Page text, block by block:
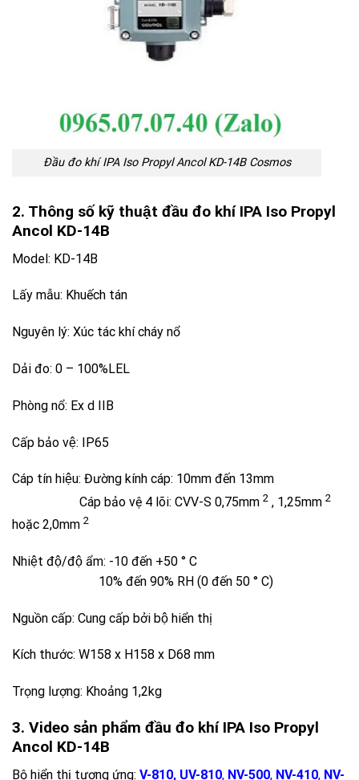
Đầu đo khí IPA Iso Propyl Ancol KD-14B Cosmos
2. Thông số kỹ thuật đầu đo khí IPA Iso Propyl
Ancol KD-14B
Model: KD-14B
Lấy mẫu: Khuếch tán
Nguyên lý: Xúc tác khí cháy nổ
Dải đo: 0 – 100%LEL
Phòng nổ: Ex d IIB
Cấp bảo vệ: IP65
Cáp tín hiệu: Đường kính cáp: 10mm đến 13mm
Cáp bảo vệ 4 lõi: CVV-S 0,75mm 2 , 1,25mm 2
hoặc 2,0mm 2
Nhiệt độ/độ ẩm: -10 đến +50 ° C
10% đến 90% RH (0 đến 50 ° C)
Nguồn cấp: Cung cấp bởi bộ hiển thị
Kích thước: W158 x H158 x D68 mm
Trọng lượng: Khoảng 1,2kg
3. Video sản phẩm đầu đo khí IPA Iso Propyl
Ancol KD-14B
Bộ hiển thị tương ứng: V-810, UV-810, NV-500, NV-410, NV-